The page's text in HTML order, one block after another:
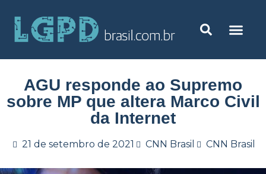
AGU responde ao Supremo
sobre MP que altera Marco Civil
da Internet
21 de setembro de 2021 CNN Brasil CNN Brasil